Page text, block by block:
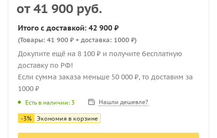
от41 900 руб.
Итого с доставкой: 42 900 ₽
(Товары: 41 900 ₽ + доставка: 1000 ₽)
Докупите ещё на 8 100 ₽ и получите бесплатную
доставку по РФ!
Если сумма заказа меньше 50 000 ₽, то доставим за
1000 ₽
Есть в наличии: 3 Нашли дешевле?
-3% Экономия в корзине